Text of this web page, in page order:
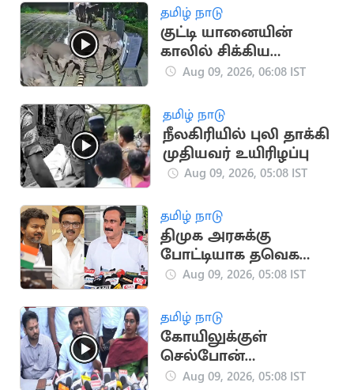
தமிழ் நாடு
குட்டி யானையின்
காலில் சிக்கிய
கேபிள்.. தாய்
வீடியோ
Aug 09, 2026, 06:08 IST
தமிழ் நாடு
நீலகிரியில் புலி தாக்கி
முதியவர் உயிரிழப்பு
Aug 09, 2026, 05:08 IST
தமிழ் நாடு
திமுக அரசுக்கு
போட்டியாக தவெக
அரசும்.. - அன்புமணி
Aug 09, 2026, 05:08 IST
தமிழ் நாடு
கோயிலுக்குள்
செல்போன்
தேவையற்ற ஒன்று -
Aug 09, 2026, 05:08 IST